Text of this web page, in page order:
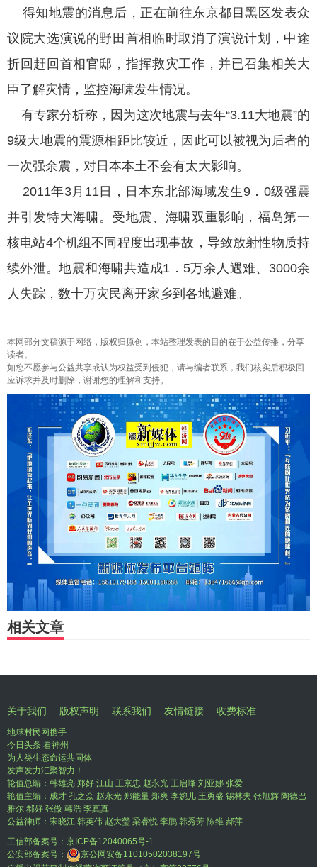
得知地震的消息后，正在前往东京都目黑区发表众
议院大选演说的野田首相临时取消了演说计划，中途
折回赶回首相官邸，指挥救灾工作，并已召集相关大
臣了解灾情，监控海啸发生情况。
有专家分析称，因为这次地震与去年“3.11大地震”的
9级大地震的震源相距比较近，因此可以被视为后者的
一次强余震，对日本本土不会有太大影响。
2011年3月11日，日本东北部海域发生9．0级强震
并引发特大海啸。受地震、海啸双重影响，福岛第一
核电站4个机组不同程度出现事故，导致放射性物质持
续外泄。地震和海啸共造成1．5万余人遇难、3000余
人失踪，数十万灾民离开家乡到各地避难。
本网部分文稿源于网络，版权归原创，本站整理发表的目的在于公益传播，分享
读者。
如您不愿参与公益共享或认为权益受到侵犯，请与编者联系，我们核实后积极回
应诉求并及时删除，谢谢您的理解和支持。
相关文章
关于我们 版权声明 联系我们 友情链接 收费标准
地球村民网携手
今日头条|看神州
为人类生态命运共同体
发声发力汇聚智力！
轮值总编：韩雄亮 郑好 江山 王京忠 赵永光 王启峰 刘亚娜 张爱
轮值主编：成才 孔之众 赵永光 郑能量 郑爽 李婉儿 王勇盛 锡林夫 张旭辉 陶德巴
雅尔 郝好 张傲 韩浩 李真真
公益律师：宋晓江 韩英伟 赵大瑩 梁睿悦 李鹏 韩秀芳 陈维 郝萍
工信部备案号： 京ICP备12040065号-1
公安部备案号：
京公网安备11010502038197号